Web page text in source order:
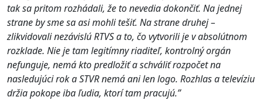
tak sa pritom rozhádali, že to nevedia dokončiť. Na jednej
strane by sme sa asi mohli tešiť. Na strane druhej –
zlikvidovali nezávislú RTVS a to, čo vytvorili je v absolútnom
rozklade. Nie je tam legitímny riaditeľ, kontrolný orgán
nefunguje, nemá kto predložiť a schváliť rozpočet na
nasledujúci rok a STVR nemá ani len logo. Rozhlas a televíziu
držia pokope iba ľudia, ktorí tam pracujú.”